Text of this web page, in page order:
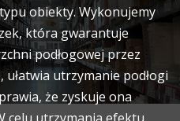
obiekty. Wykonujemy
która gwarantuje
podłogowej przez
utrzymanie podłogi
że zyskuje ona